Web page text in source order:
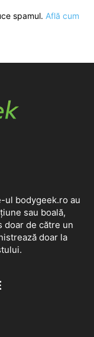
spamul. Află cum
ul bodygeek.ro au
sau boală,
doar de către un
doar la